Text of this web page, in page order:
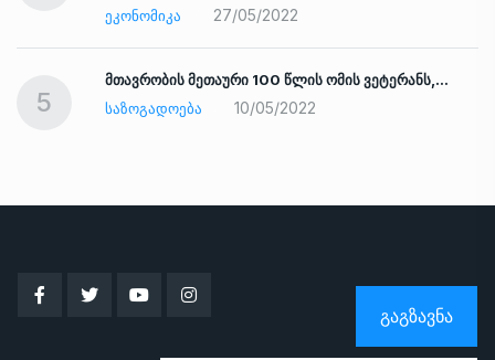
ᲔᲙᲝᲜᲝᲛᲘᲙᲐ
27/05/2022
5
მთავრობის მეთაური 100 წლის ომის ვეტერანს,…
ᲡᲐᲖᲝᲒᲐᲓᲝᲔᲑᲐ
10/05/2022
ᲒᲐᲒᲖᲐᲕᲜᲐ